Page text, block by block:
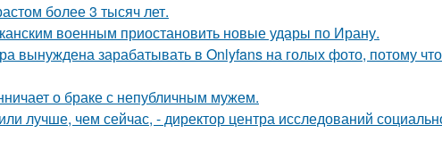
более 3 тысяч лет.
военным приостановить новые удары по Ирану.
вынуждена зарабатывать в Onlyfans на голых фото, потому
о браке с непубличным мужем.
лучше, чем сейчас, - директор центра исследований